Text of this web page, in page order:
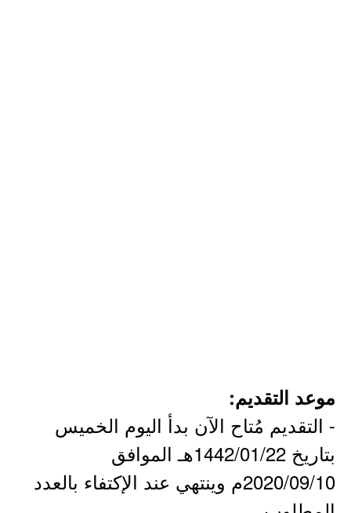
موعد التقديم:
- التقديم مُتاح الآن بدأ اليوم الخميس
بتاريخ 1442/01/22هـ الموافق
2020/09/10م وينتهي عند الإكتفاء بالعدد